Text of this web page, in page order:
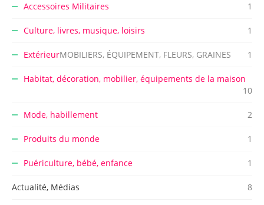
Accessoires Militaires 1
Culture, livres, musique, loisirs 1
ExtérieurMOBILIERS, ÉQUIPEMENT, FLEURS, GRAINES 1
Habitat, décoration, mobilier, équipements de la maison
10
Mode, habillement 2
Produits du monde 1
Puériculture, bébé, enfance 1
Actualité, Médias 8